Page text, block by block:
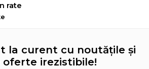
rate
la curent cu noutățile și
irezistibile!